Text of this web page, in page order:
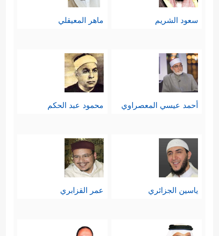
سعود الشريم ماهر المعيقلي
أحمد عيسي المعصراوي محمود عبد الحكم
ياسين الجزائري عمر القزابري